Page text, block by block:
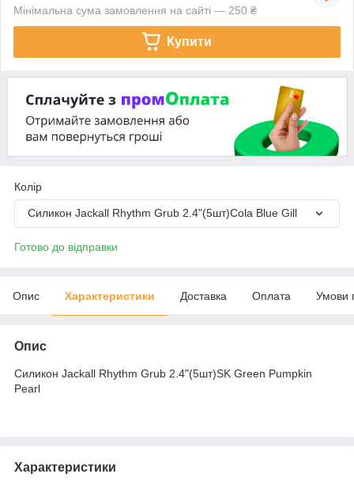
Мінімальна сума замовлення на сайті — 250 ₴
Купити
Колір
Силикон Jackall Rhythm Grub 2.4"(5шт)Cola Blue Gill
Готово до відправки
Опис Характеристики Доставка Оплата Умови
Опис
Силикон Jackall Rhythm Grub 2.4"(5шт)SK Green Pumpkin
Pearl
Характеристики